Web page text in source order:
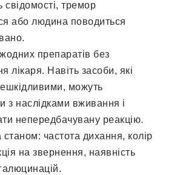
свідомості, тремор
або людина поводиться
препаратів без
лікаря. Навіть засоби, які
можуть
з наслідками вживання і
непередбачувану реакцію.
частота дихання, колір
на звернення, наявність